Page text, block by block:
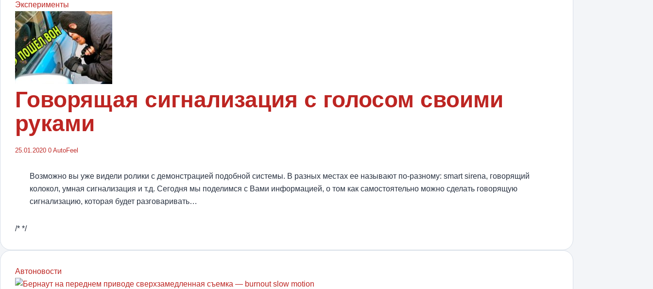
Эксперименты
Говорящая сигнализация с голосом своими
руками
25.01.2020 0 AutoFeel
Возможно вы уже видели ролики с демонстрацией подобной системы. В разных местах ее называют по-разному: smart sirena, говорящий
колокол, умная сигнализация и т.д. Сегодня мы поделимся с Вами информацией, о том как самостоятельно можно сделать говорящую
сигнализацию, которая будет разговаривать…
/* */
Автоновости